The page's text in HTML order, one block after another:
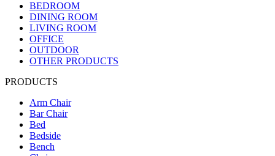
BEDROOM
DINING ROOM
LIVING ROOM
OFFICE
OUTDOOR
OTHER PRODUCTS
PRODUCTS
Arm Chair
Bar Chair
Bed
Bedside
Bench